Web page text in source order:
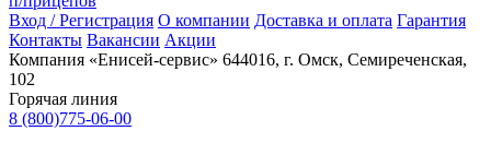
Вход / Регистрация О компании Доставка и оплата Гарантия
Контакты Вакансии Акции
Компания «Енисей-сервис» 644016, г. Омск, Семиреченская,
102
Горячая линия
8 (800)775-06-00